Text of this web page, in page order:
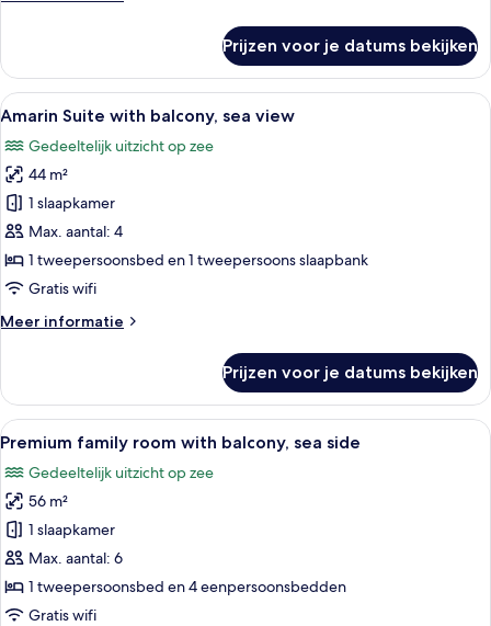
side
room
with
balcony,
side
Prijzen voor je datums bekijken
Alle
foto's
voor
Amarin
Suite
with
balcony,
sea
laden
Een moderne hotelkamer met een
6
Amarin Suite with balcony, sea view
Gedeeltelijk uitzicht op zee
44 m²
1 slaapkamer
Max. aantal: 4
1 tweepersoonsbed en 1 tweepersoons slaapbank
Gratis wifi
Meer informatie
Meer
Suite
with
balcony,
view
Prijzen voor je datums bekijken
Alle
foto's
voor
Premium
family
room
with
balcony,
Een moderne hotelkamer met een
9
Premium family room with balcony, sea side
Gedeeltelijk uitzicht op zee
56 m²
1 slaapkamer
Max. aantal: 6
1 tweepersoonsbed en 4 eenpersoonsbedden
Gratis wifi